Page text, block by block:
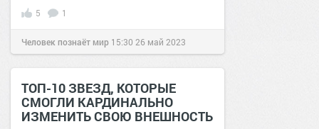
5 1
Человек познаёт мир 15:30 26 май 2023
ТОП-10 ЗВЕЗД, КОТОРЫЕ
СМОГЛИ КАРДИНАЛЬНО
ИЗМЕНИТЬ СВОЮ ВНЕШНОСТЬ